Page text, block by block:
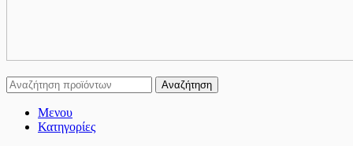
Αναζήτηση
Μενου
Κατηγορίες